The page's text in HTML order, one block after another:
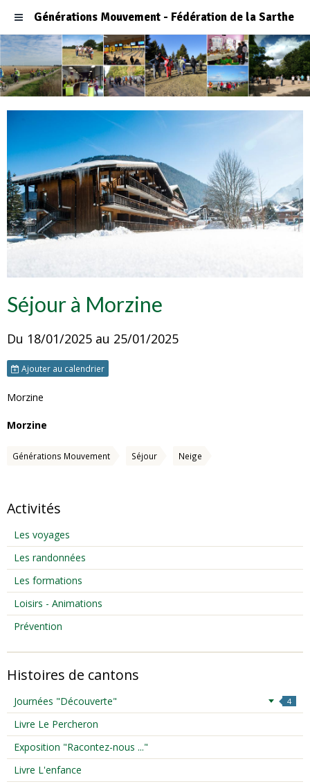
Générations Mouvement - Fédération de la Sarthe
Séjour à Morzine
Du 18/01/2025 au 25/01/2025
Ajouter au calendrier
Morzine
Morzine
Générations Mouvement Séjour Neige
Activités
Les voyages
Les randonnées
Les formations
Loisirs - Animations
Prévention
Histoires de cantons
Journées "Découverte" 4
Livre Le Percheron
Exposition "Racontez-nous ..."
Livre L'enfance